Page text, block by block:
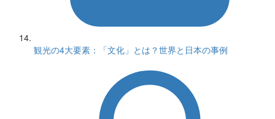
観光の4大要素：「文化」とは？世界と日本の事例